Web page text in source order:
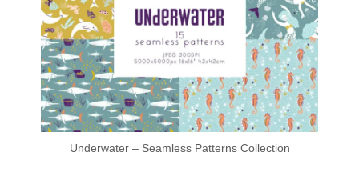
Underwater – Seamless Patterns Collection